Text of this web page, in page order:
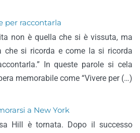
per raccontarla
non è quella che si è vissuta, ma
che si ricorda e come la si ricorda
In queste parole si cela
memorabile come “Vivere per (…)
a New York
Hill è tornata. Dopo il successo